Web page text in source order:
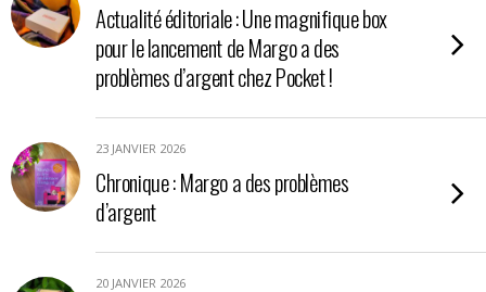
Actualité éditoriale : Une magnifique box
pour le lancement de Margo a des
problèmes d’argent chez Pocket !
23 JANVIER 2026
Chronique : Margo a des problèmes
d’argent
20 JANVIER 2026